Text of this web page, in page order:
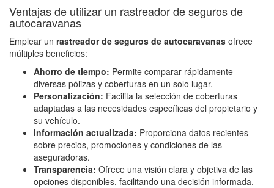
Ventajas de utilizar un rastreador de seguros de
autocaravanas
Emplear un rastreador de seguros de autocaravanas ofrece
múltiples beneficios:
Ahorro de tiempo: Permite comparar rápidamente
diversas pólizas y coberturas en un solo lugar.
Personalización: Facilita la selección de coberturas
adaptadas a las necesidades específicas del propietario y
su vehículo.
Información actualizada: Proporciona datos recientes
sobre precios, promociones y condiciones de las
aseguradoras.
Transparencia: Ofrece una visión clara y objetiva de las
opciones disponibles, facilitando una decisión informada.